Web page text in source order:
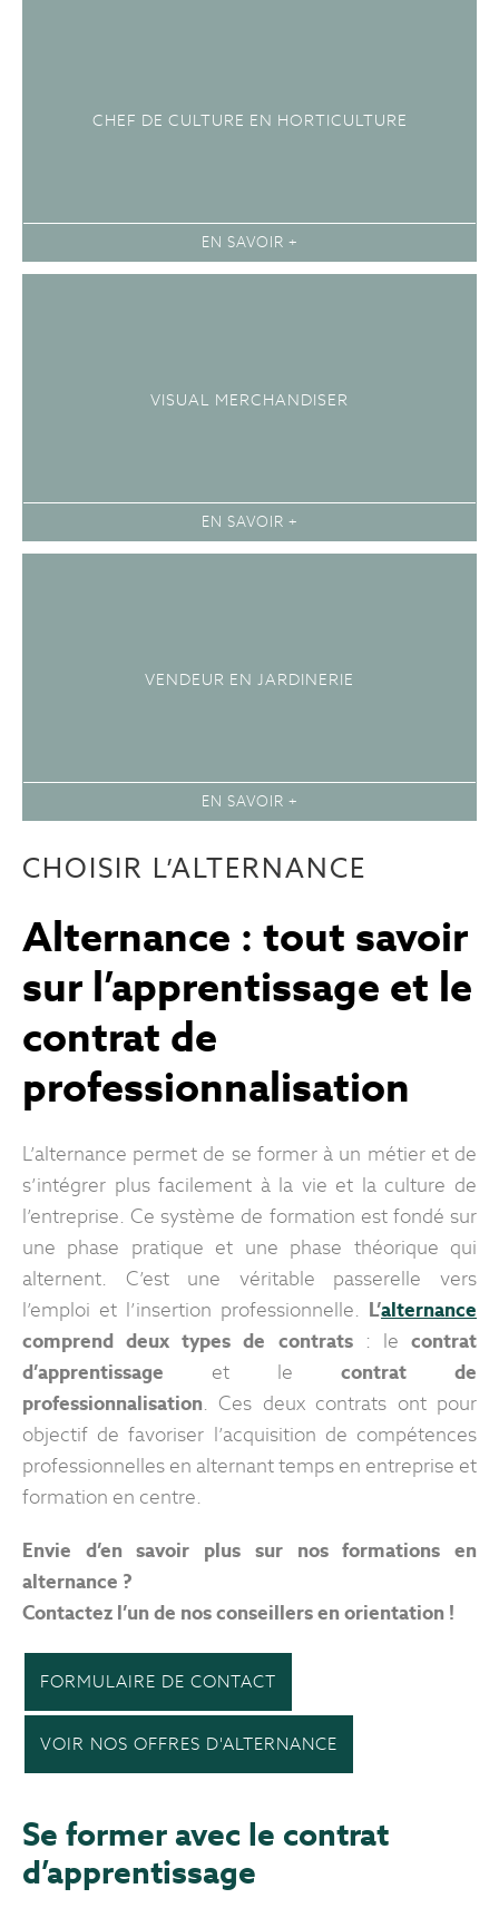
CHEF DE CULTURE EN HORTICULTURE
EN SAVOIR +
VISUAL MERCHANDISER
EN SAVOIR +
VENDEUR EN JARDINERIE
EN SAVOIR +
CHOISIR L’ALTERNANCE
Alternance : tout savoir
sur l’apprentissage et le
contrat de
professionnalisation
L’alternance permet de se former à un métier et de
s’intégrer plus facilement à la vie et la culture de
l’entreprise. Ce système de formation est fondé sur
une phase pratique et une phase théorique qui
alternent. C’est une véritable passerelle vers
l’emploi et l’insertion professionnelle. L’alternance
comprend deux types de contrats: lecontrat
d’apprentissage et le contrat de
professionnalisation. Ces deux contrats ont pour
objectif de favoriser l’acquisition de compétences
professionnelles en alternant temps en entreprise et
formation en centre.
Envie d’en savoir plus sur nos formations en
alternance ?
Contactez l’un de nos conseillers en orientation !
FORMULAIRE DE CONTACT
VOIR NOS OFFRES D'ALTERNANCE
Se former avec le contrat
d’apprentissage